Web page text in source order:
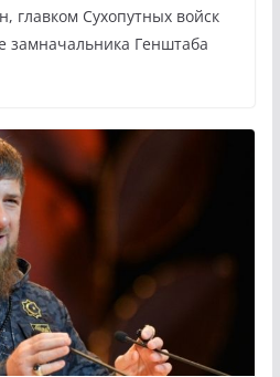
главком Сухопутных войск
замначальника Генштаба